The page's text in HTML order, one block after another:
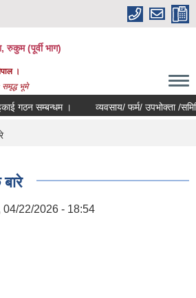
रुकुम (पूर्वी भाग)
।
समृद्ध भूमे
सम्बन्धम । व्यवसाय/ फर्म/ उपभोक्ता /समिति/
04/22/2026 - 18:54